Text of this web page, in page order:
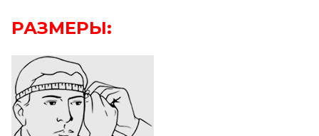
РАЗМЕРЫ: